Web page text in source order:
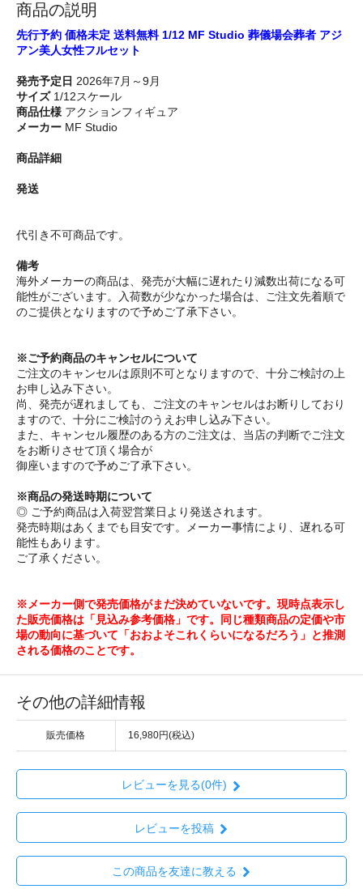
商品の説明
先行予約 価格未定 送料無料 1/12 MF Studio 葬儀場会葬者 アジ
アン美人女性フルセット
発売予定日 2026年7月～9月
サイズ1/12スケール
商品仕様 アクションフィギュア
メーカー MF Studio
商品詳細
発送
代引き不可商品です。
備考
海外メーカーの商品は、発売が大幅に遅れたり減数出荷になる可
能性がございます。入荷数が少なかった場合は、ご注文先着順で
のご提供となりますので予めご了承下さい。
※ご予約商品のキャンセルについて
ご注文のキャンセルは原則不可となりますので、十分ご検討の上
お申し込み下さい。
尚、発売が遅れましても、ご注文のキャンセルはお断りしており
ますので、十分にご検討のうえお申し込み下さい。
また、キャンセル履歴のある方のご注文は、当店の判断でご注文
をお断りさせて頂く場合が
御座いますので予めご了承下さい。
※商品の発送時期について
◎ ご予約商品は入荷翌営業日より発送されます。
発売時期はあくまでも目安です。メーカー事情により、遅れる可
能性もあります。
ご了承ください。
※メーカー側で発売価格がまだ決めていないです。現時点表示し
た販売価格は「見込み参考価格」です。同じ種類商品の定価や市
場の動向に基づいて「おおよそこれくらいになるだろう」と推測
される価格のことです。
その他の詳細情報
販売価格 16,980円(税込)
レビューを見る(0件)
レビューを投稿
この商品を友達に教える